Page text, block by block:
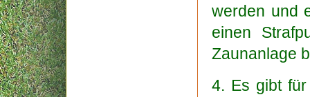
werden und
einen
Zaunanlage
4. Es gibt